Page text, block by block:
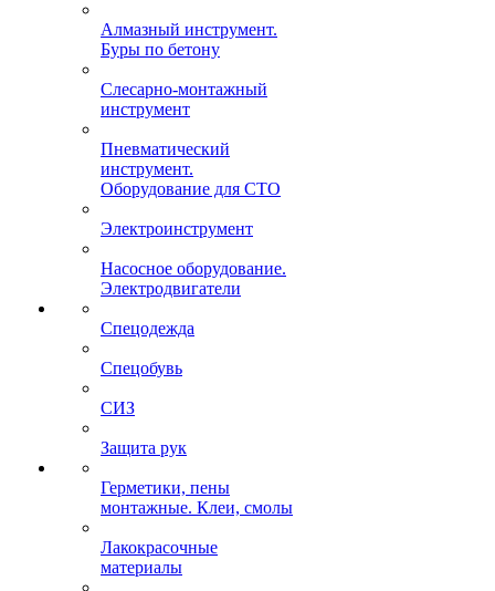
Алмазный инструмент.
Буры по бетону
Слесарно-монтажный
инструмент
Пневматический
инструмент.
Оборудование для СТО
Электроинструмент
Насосное оборудование.
Электродвигатели
Спецодежда
Спецобувь
СИЗ
Защита рук
Герметики, пены
монтажные. Клеи, смолы
Лакокрасочные
материалы